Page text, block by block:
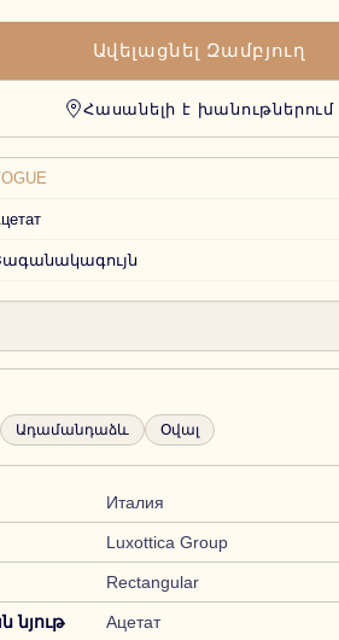
Ավելացնել Զամբյուղ
Հասանելի է խանութներում
Ադամանդաձև Օվալ
Италия
Luxottica Group
Rectangular
Ацетат